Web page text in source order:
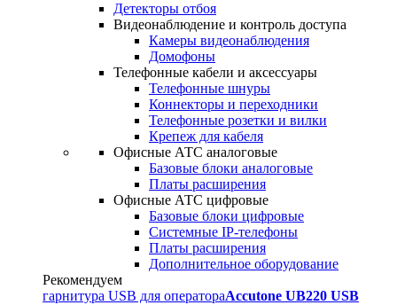
Детекторы отбоя
Видеонаблюдение и контроль доступа
Камеры видеонаблюдения
Домофоны
Телефонные кабели и аксессуары
Телефонные шнуры
Коннекторы и переходники
Телефонные розетки и вилки
Крепеж для кабеля
Офисные АТС аналоговые
Базовые блоки аналоговые
Платы расширения
Офисные АТС цифровые
Базовые блоки цифровые
Системные IP-телефоны
Платы расширения
Дополнительное оборудование
Рекомендуем
гарнитура USB для оператораAccutone UB220 USB